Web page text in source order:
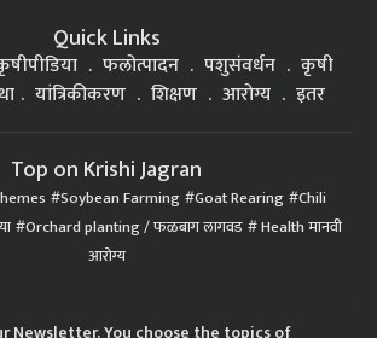
Quick Links
फलोत्पादन पशुसंवर्धन
कृषी
यांत्रिकीकरण शिक्षण आरोग्य इतर
Top on Krishi Jagran
Soybean Farming Goat Rearing Chili
Orchard planting / फळबाग लागवड Health मानवी
आरोग्य